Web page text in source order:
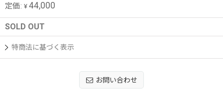
定価: ¥44,000
SOLD OUT
特商法に基づく表示
お問い合わせ